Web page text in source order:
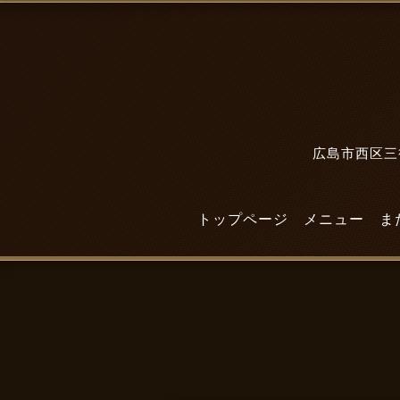
広島市西区
トップページ メニュー ま